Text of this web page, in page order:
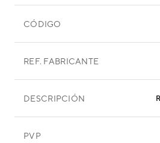
CÓDIGO
REF. FABRICANTE
DESCRIPCIÓN
PVP